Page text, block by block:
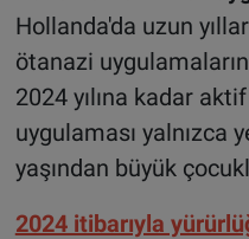
Hollanda'da uzun
ötanazi
2024 yılına kadar
uygulaması yalnızca
yaşından büyük
2024 itibarıyla